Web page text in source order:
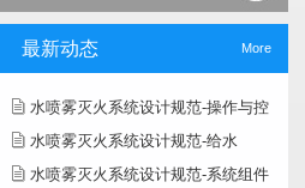
More
最新动态
水喷雾灭火系统设计规范-操作与控
水喷雾灭火系统设计规范-给水
水喷雾灭火系统设计规范-系统组件